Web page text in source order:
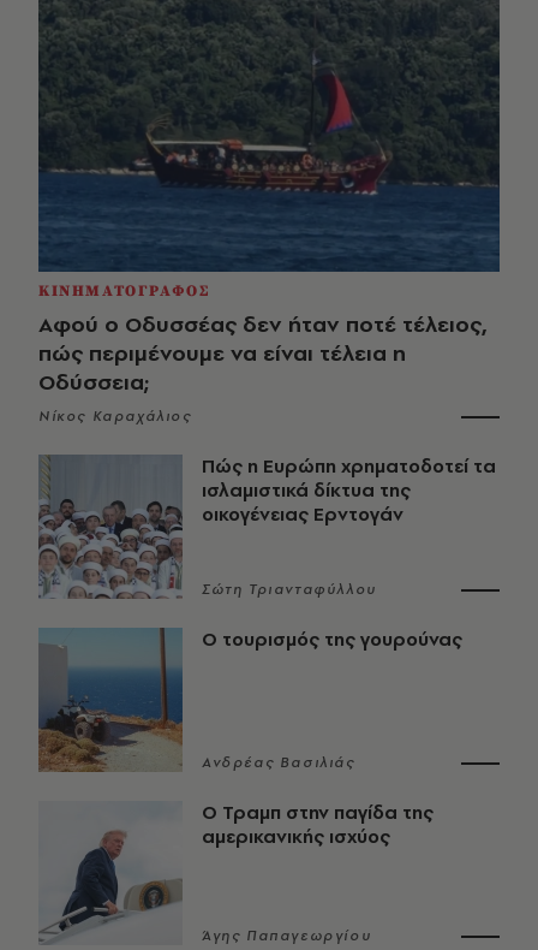
ΚΙΝΗΜΑΤΟΓΡΑΦΟΣ
Αφού ο Οδυσσέας δεν ήταν ποτέ τέλειος,
πώς περιμένουμε να είναι τέλεια η
Οδύσσεια;
Νίκος Καραχάλιος
Πώς η Ευρώπη χρηματοδοτεί τα
ισλαμιστικά δίκτυα της
οικογένειας Ερντογάν
Σώτη Τριανταφύλλου
Ο τουρισμός της γουρούνας
Ανδρέας Βασιλιάς
Ο Τραμπ στην παγίδα της
αμερικανικής ισχύος
Άγης Παπαγεωργίου